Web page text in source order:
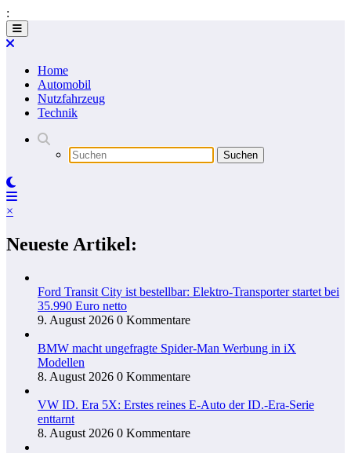
:
Zum
Inhalt
Home
Automobil
Nutzfahrzeug
Technik
×
Neueste Artikel:
Ford Transit City ist bestellbar: Elektro-Transporter startet bei
35.990 Euro netto
9. August 2026 0 Kommentare
BMW macht ungefragte Spider-Man Werbung in iX
Modellen
8. August 2026 0 Kommentare
VW ID. Era 5X: Erstes reines E-Auto der ID.-Era-Serie
enttarnt
8. August 2026 0 Kommentare